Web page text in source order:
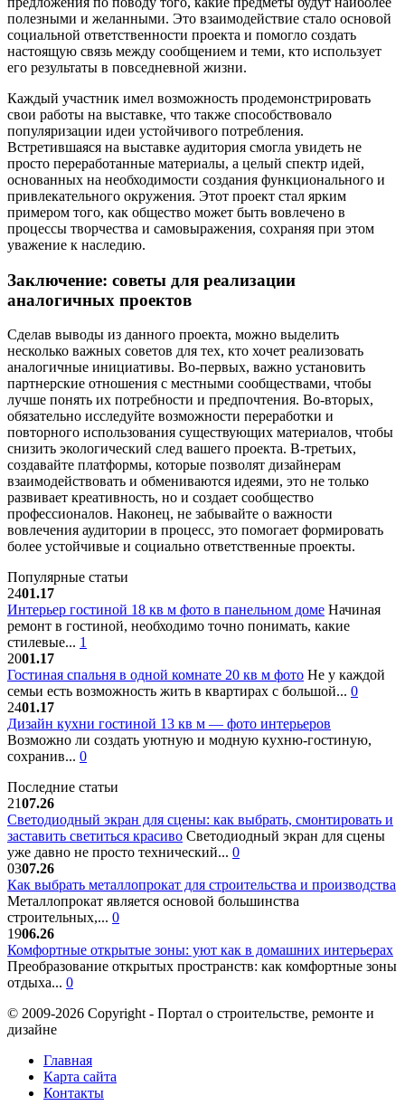
полезными и желанными. Это взаимодействие стало основой
социальной ответственности проекта и помогло создать
настоящую связь между сообщением и теми, кто использует
его результаты в повседневной жизни.
Каждый участник имел возможность продемонстрировать
свои работы на выставке, что также способствовало
популяризации идеи устойчивого потребления.
Встретившаяся на выставке аудитория смогла увидеть не
просто переработанные материалы, а целый спектр идей,
основанных на необходимости создания функционального и
привлекательного окружения. Этот проект стал ярким
примером того, как общество может быть вовлечено в
процессы творчества и самовыражения, сохраняя при этом
уважение к наследию.
Заключение: советы для реализации
аналогичных проектов
Сделав выводы из данного проекта, можно выделить
несколько важных советов для тех, кто хочет реализовать
аналогичные инициативы. Во-первых, важно установить
партнерские отношения с местными сообществами, чтобы
лучше понять их потребности и предпочтения. Во-вторых,
обязательно исследуйте возможности переработки и
повторного использования существующих материалов, чтобы
снизить экологический след вашего проекта. В-третьих,
создавайте платформы, которые позволят дизайнерам
взаимодействовать и обмениваются идеями, это не только
развивает креативность, но и создает сообщество
профессионалов. Наконец, не забывайте о важности
вовлечения аудитории в процесс, это помогает формировать
более устойчивые и социально ответственные проекты.
Популярные статьи
2401.17
Интерьер гостиной 18 кв м фото в панельном доме Начиная
ремонт в гостиной, необходимо точно понимать, какие
стилевые... 1
2001.17
Гостиная спальня в одной комнате 20 кв м фото Не у каждой
семьи есть возможность жить в квартирах с большой... 0
2401.17
Дизайн кухни гостиной 13 кв м — фото интерьеров
Возможно ли создать уютную и модную кухню-гостиную,
сохранив... 0
Последние статьи
2107.26
Светодиодный экран для сцены: как выбрать, смонтировать и
заставить светиться красиво Светодиодный экран для сцены
уже давно не просто технический... 0
0307.26
Как выбрать металлопрокат для строительства и производства
Металлопрокат является основой большинства
строительных,... 0
1906.26
Комфортные открытые зоны: уют как в домашних интерьерах
Преобразование открытых пространств: как комфортные зоны
отдыха... 0
© 2009-2026 Copyright - Портал о строительстве, ремонте и
дизайне
Главная
Карта сайта
Контакты